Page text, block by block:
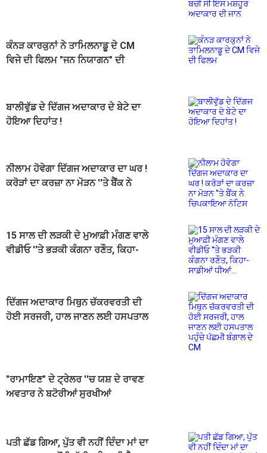
ਕੰਨੜ ਕਾਰਕੁਨਾਂ ਨੇ ਤਾਮਿਲਨਾਡੂ ਦੇ CM
ਵਿਜੇ ਦੀ ਫਿਲਮ "ਜਨ ਨਿਯਾਗਨ" ਦੀ
ਬਾਲੀਵੁੱਡ ਦੇ ਦਿੱਗਜ ਅਦਾਕਾਰ ਦੇ ਬੇਟੇ ਦਾ
ਹੋਇਆ ਦਿਹਾਂਤ !
ਨੀਲਾਮ ਹੋਵੇਗਾ ਦਿੱਗਜ ਅਦਾਕਾਰ ਦਾ ਘਰ !
ਕਰੋੜਾਂ ਦਾ ਕਰਜ਼ਾ ਨਾ ਮੋੜਨ ''ਤੇ ਬੈਂਕ ਨੇ
15 ਸਾਲ ਦੀ ਲੜਕੀ ਦੇ ਮੁਆਫ਼ੀ ਮੰਗਣ ਵਾਲੇ
ਵੀਡੀਓ ''ਤੇ ਭੜਕੀ ਕੰਗਨਾ ਰਣੌਤ, ਕਿਹਾ-
ਦਿੱਗਜ ਅਦਾਕਾਰ ਮਿਥੁਨ ਚੱਕਰਵਰਤੀ ਦੀ
ਹੋਈ ਸਰਜਰੀ, ਹਾਲ ਜਾਣਨ ਲਈ ਹਸਪਤਾਲ
"ਰਾਮਾਇਣ" ਦੇ ਟ੍ਰੇਲਰ ''ਚ ਯਸ਼ ਦੇ ਰਾਵਣ
ਅਵਤਾਰ ਨੇ ਬਟੋਰੀਆਂ ਸੁਰਖੀਆਂ
ਪਤੀ ਛੱਡ ਗਿਆ, ਪੁੱਤ ਵੀ ਨਹੀਂ ਦਿੰਦਾ ਮਾਂ ਦਾ